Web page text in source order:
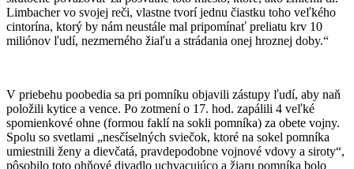
Limbacher vo svojej reči, vlastne tvorí jednu čiastku toho veľkého
cintorína, ktorý by nám neustále mal pripomínať preliatu krv 10
miliónov ľudí, nezmerného žiaľu a strádania onej hroznej doby.“
V priebehu poobedia sa pri pomníku objavili zástupy ľudí, aby naň
položili kytice a vence. Po zotmení o 17. hod. zapálili 4 veľké
spomienkové ohne (formou faklí na sokli pomníka) za obete vojny.
Spolu so svetlami „nesčíselných sviečok, ktoré na sokel pomníka
umiestnili ženy a dievčatá, pravdepodobne vojnové vdovy a siroty“,
pôsobilo toto ohňové divadlo uchvacujúco a žiaru pomníka bolo